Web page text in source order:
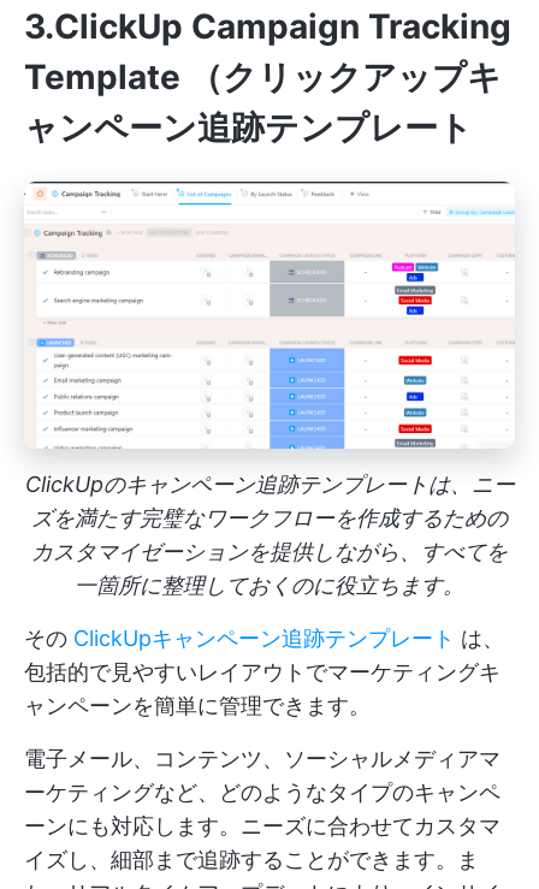
3.ClickUp Campaign Tracking
Template （クリックアップキ
ャンペーン追跡テンプレート
ClickUpのキャンペーン追跡テンプレートは、ニー
ズを満たす完璧なワークフローを作成するための
カスタマイゼーションを提供しながら、すべてを
一箇所に整理しておくのに役立ちます。
その ClickUpキャンペーン追跡テンプレート は、
包括的で見やすいレイアウトでマーケティングキ
ャンペーンを簡単に管理できます。
電子メール、コンテンツ、ソーシャルメディアマ
ーケティングなど、どのようなタイプのキャンペ
ーンにも対応します。ニーズに合わせてカスタマ
イズし、細部まで追跡することができます。ま